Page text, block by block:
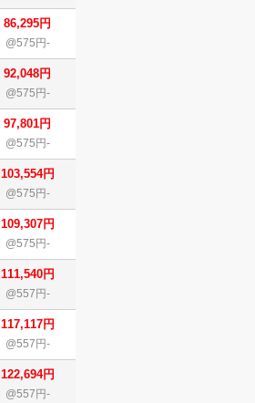
86,295円
@575円-
92,048円
@575円-
97,801円
@575円-
103,554円
@575円-
109,307円
@575円-
111,540円
@557円-
117,117円
@557円-
122,694円
@557円-